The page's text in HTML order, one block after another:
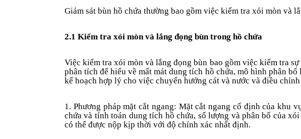
Giám sát bùn hồ chứa thường bao gồm việc kiểm tra xói mòn và
2.1 Kiểm tra xói mòn và lắng đọng bùn trong hồ chứa
Việc kiểm tra xói mòn và lắng đọng bùn bao gồm việc kiểm tra
phân tích để hiểu về mất mát dung tích hồ chứa, mô hình phân
kế hoạch hợp lý cho việc chuyển hướng cát và nước và điều
1. Phương pháp mặt cắt ngang: Mặt cắt ngang cố định của khu
chứa và tính toán dung tích hồ chứa, số lượng và phân bố của
có thể được nộp kịp thời với độ chính xác nhất định.